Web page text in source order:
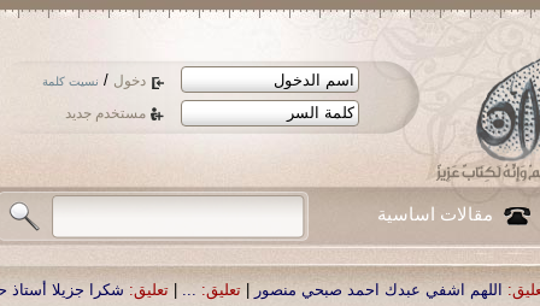
دخول / نسيت كلمة
مستخدم جديد
مقالات اساسية
صبحي منصور|تعليق: ...
|تعليق: شكرا جزيلا أستاذ حمد الحمد .أكرمكم الله .|